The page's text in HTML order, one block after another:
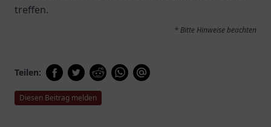
treffen.
* Bitte Hinweise beachten
Teilen:
Diesen Beitrag melden